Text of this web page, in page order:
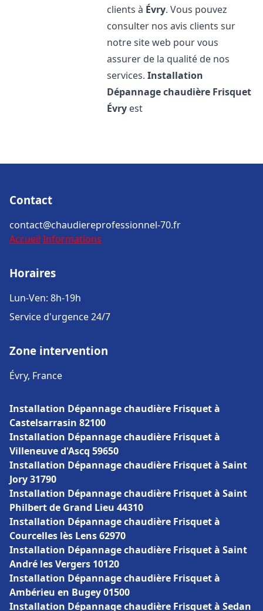
clients à Évry. Vous pouvez
consulter nos avis clients sur
notre site web pour vous
assurer de la qualité de nos
services.Installation
Dépannage chaudière Frisquet
Évry est
Contact
contact@chaudiereprofessionnel-70.fr
Accueil Informations
Horaires
Lun-Ven: 8h-19h
Service d'urgence 24/7
Zone intervention
Évry, France
Installation Dépannage chaudière Frisquet à
Castelsarrasin 82100
Installation Dépannage chaudière Frisquet à
Villeneuve d'Ascq 59650
Installation Dépannage chaudière Frisquet à Saint
Jory 31790
Installation Dépannage chaudière Frisquet à Saint
Philbert de Grand Lieu 44310
Installation Dépannage chaudière Frisquet à
Courcelles lès Lens 62970
Installation Dépannage chaudière Frisquet à Saint
André les Vergers 10120
Installation Dépannage chaudière Frisquet à
Ambérieu en Bugey 01500
Installation Dépannage chaudière Frisquet à Sedan